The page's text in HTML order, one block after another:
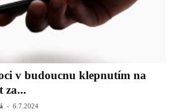
v budoucnu klepnutím na
za...
- 6.7.2024